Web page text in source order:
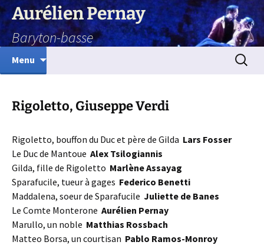
Aurélien Pernay
Baryton-basse
Menu
Rigoletto, Giuseppe Verdi
Rigoletto, bouffon du Duc et père de Gilda Lars Fosser
Le Duc de Mantoue Alex Tsilogiannis
Gilda, fille de Rigoletto Marlène Assayag
Sparafucile, tueur à gages Federico Benetti
Maddalena, soeur de Sparafucile Juliette de Banes
Le Comte Monterone Aurélien Pernay
Marullo, un noble Matthias Rossbach
Matteo Borsa, un courtisan Pablo Ramos-Monroy